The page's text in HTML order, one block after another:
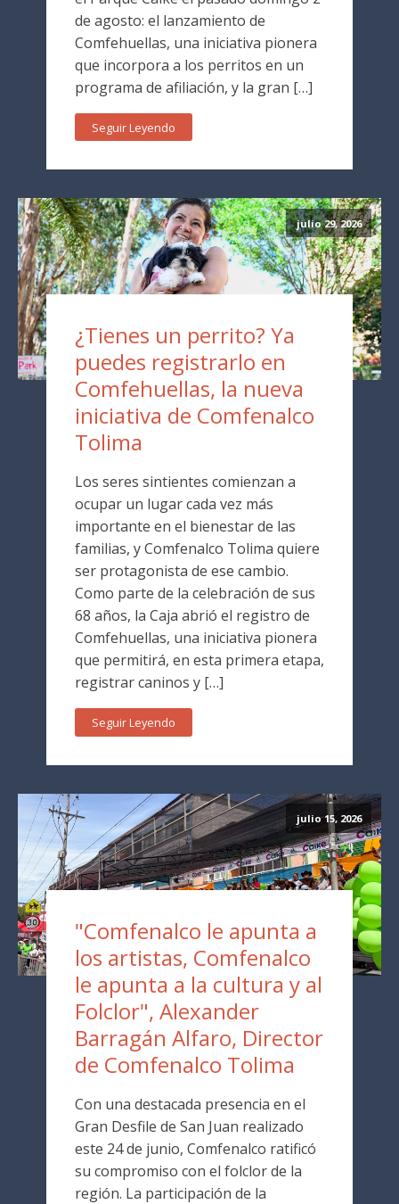
de agosto: el lanzamiento de
Comfehuellas, una iniciativa pionera
que incorpora a los perritos en un
programa de afiliación, y la gran […]
Seguir Leyendo
julio 29, 2026
¿Tienes un perrito? Ya
puedes registrarlo en
Comfehuellas, la nueva
iniciativa de Comfenalco
Tolima
Los seres sintientes comienzan a
ocupar un lugar cada vez más
importante en el bienestar de las
familias, y Comfenalco Tolima quiere
ser protagonista de ese cambio.
Como parte de la celebración de sus
68 años, la Caja abrió el registro de
Comfehuellas, una iniciativa pionera
que permitirá, en esta primera etapa,
registrar caninos y […]
Seguir Leyendo
julio 15, 2026
"Comfenalco le apunta a
los artistas, Comfenalco
le apunta a la cultura y al
Folclor", Alexander
Barragán Alfaro, Director
de Comfenalco Tolima
Con una destacada presencia en el
Gran Desfile de San Juan realizado
este 24 de junio, Comfenalco ratificó
su compromiso con el folclor de la
región. La participación de la